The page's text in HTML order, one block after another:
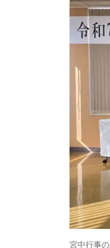
宮中行事